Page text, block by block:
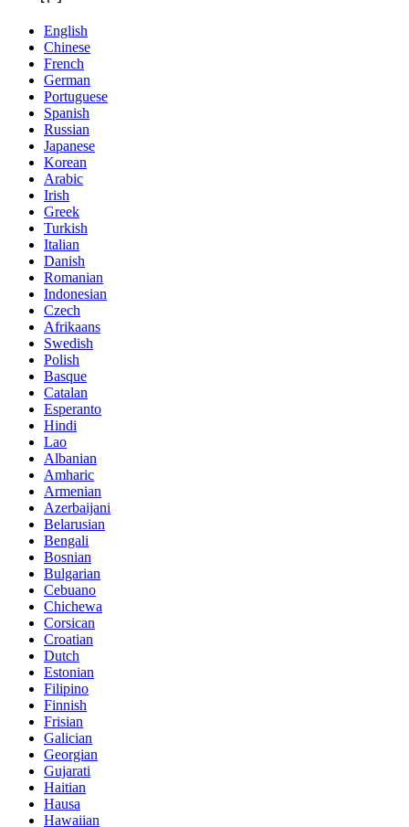
English
Chinese
French
German
Portuguese
Spanish
Russian
Japanese
Korean
Arabic
Irish
Greek
Turkish
Italian
Danish
Romanian
Indonesian
Czech
Afrikaans
Swedish
Polish
Basque
Catalan
Esperanto
Hindi
Lao
Albanian
Amharic
Armenian
Azerbaijani
Belarusian
Bengali
Bosnian
Bulgarian
Cebuano
Chichewa
Corsican
Croatian
Dutch
Estonian
Filipino
Finnish
Frisian
Galician
Georgian
Gujarati
Haitian
Hausa
Hawaiian